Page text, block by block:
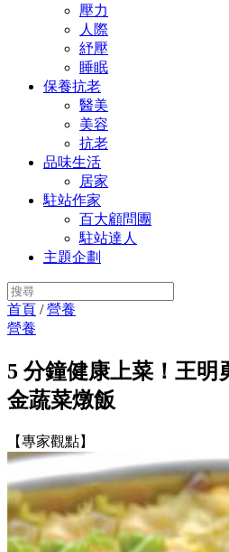
壓力
人際
紓壓
睡眠
保養抗老
醫美
美容
抗老
品味生活
居家
駐站作家
百大顧問團
駐站達人
主題企劃
首頁 /營養
營養
5 分鐘健康上菜！王明
金蔬菜燉飯
【專家觀點】